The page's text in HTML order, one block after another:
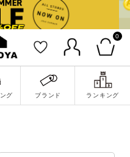
0
グ ブランド ランキング
検索